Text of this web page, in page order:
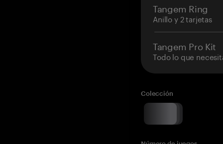
Tangem Ring
Anillo y 2 tarjetas
Tangem Pro Kit
Todo lo que
Colección